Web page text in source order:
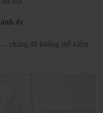
ấy
chàng đã không thể kiềm